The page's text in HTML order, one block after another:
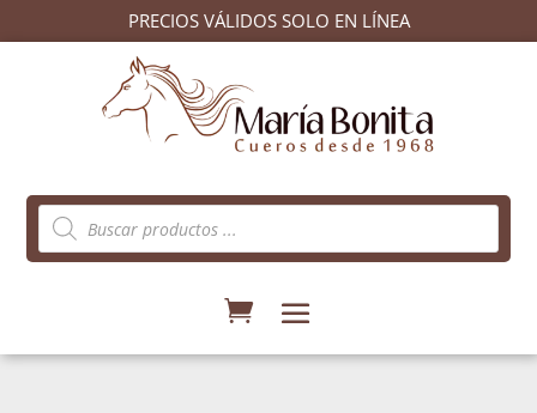
PRECIOS VÁLIDOS SOLO EN LÍNEA
Búsqueda
de
productos